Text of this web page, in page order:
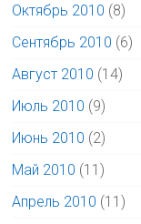
Октябрь 2010 (8)
Сентябрь 2010 (6)
Август 2010 (14)
Июль 2010 (9)
Июнь 2010 (2)
Май 2010 (11)
Апрель 2010 (11)